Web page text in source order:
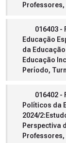
Professores,
016403 -
Educação
da
Educação
Período,
016402 -
Políticos da
2024/
Perspectiva
Professores,